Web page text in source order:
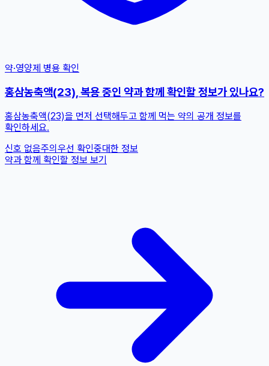
약·영양제 병용 확인
홍삼농축액(23), 복용 중인 약과 함께 확인할 정보가 있나요?
홍삼농축액(23)을 먼저 선택해두고 함께 먹는 약의 공개 정보를
확인하세요.
신호 없음주의 우선 확인중대한 정보
약과 함께 확인할 정보 보기